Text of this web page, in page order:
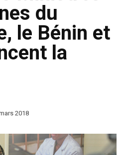
du
le Bénin et
la
2018